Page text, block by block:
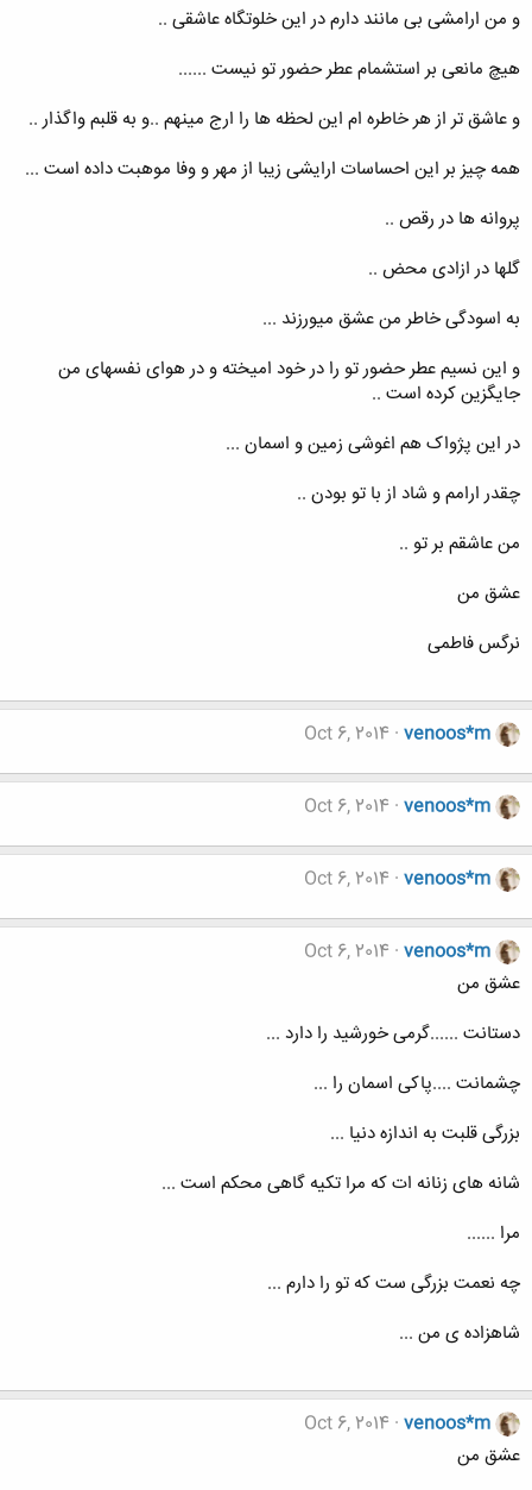
و من ارامشی بی مانند دارم در این خلوتگاه عاشقی ..
هیچ مانعی بر استشمام عطر حضور تو نیست ......
و عاشق تر از هر خاطره ام این لحظه ها را ارج مینهم ..و به قلبم واگذار ..
همه چیز بر این احساسات ارایشی زیبا از مهر و وفا موهبت داده است ...
پروانه ها در رقص ..
گلها در ازادی محض ..
به اسودگی خاطر من عشق میورزند ...
و این نسیم عطر حضور تو را در خود امیخته و در هوای نفسهای من
جایگزین کرده است ..
در این پژواک هم اغوشی زمین و اسمان ...
چقدر ارامم و شاد از با تو بودن ..
من عاشقم بر تو ..
عشق من
نرگس فاطمی
venoos*m
Oct 6, 2014
venoos*m
Oct 6, 2014
venoos*m
Oct 6, 2014
venoos*m
Oct 6, 2014
عشق من
دستانت ......گرمی خورشید را دارد ...
چشمانت ....پاکی اسمان را ...
بزرگی قلبت به اندازه دنیا ...
شانه های زنانه ات که مرا تکیه گاهی محکم است ...
مرا ......
چه نعمت بزرگی ست که تو را دارم ...
شاهزاده ی من ...
venoos*m
Oct 6, 2014
عشق من